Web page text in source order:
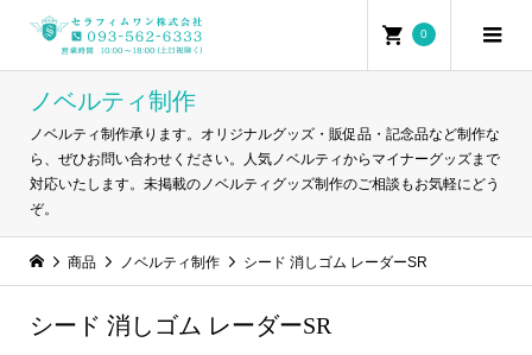
0
ノベルティ制作
ノベルティ制作承ります。オリジナルグッズ・販促品・記念品など制作な
ら、ぜひお問い合わせください。人気ノベルティからマイナーグッズまで
対応いたします。未掲載のノベルティグッズ制作のご相談もお気軽にどう
ぞ。
商品 ノベルティ制作 シード 消しゴム レーダーSR
シード 消しゴム レーダーSR